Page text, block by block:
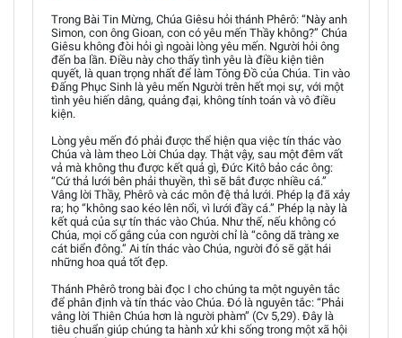
Trong Bài Tin Mừng, Chúa Giêsu hỏi thánh Phêrô: “Này anh
Simon, con ông Gioan, con có yêu mến Thầy không?” Chúa
Giêsu không đòi hỏi gì ngoài lòng yêu mến. Người hỏi ông
đến ba lần. Điều này cho thấy tình yêu là điều kiện tiên
quyết, là quan trọng nhất để làm Tông Đồ của Chúa. Tin vào
Đấng Phục Sinh là yêu mến Người trên hết mọi sự, với một
tình yêu hiến dâng, quảng đại, không tính toán và vô điều
kiện.
Lòng yêu mến đó phải được thể hiện qua việc tín thác vào
Chúa và làm theo Lời Chúa dạy. Thật vậy, sau một đêm vất
vả mà không thu được kết quả gì, Đức Kitô bảo các ông:
“Cứ thả lưới bên phải thuyền, thì sẽ bắt được nhiều cá.”
Vâng lời Thầy, Phêrô và các môn đệ thả lưới. Phép lạ đã xảy
ra; họ “không sao kéo lên nổi, vì lưới đầy cá.” Phép lạ này là
kết quả của sự tín thác vào Chúa. Như thế, nếu không có
Chúa, mọi cố gắng của con người chỉ là “công dã tràng xe
cát biển đông.” Ai tín thác vào Chúa, người đó sẽ gặt hái
những hoa quả tốt đẹp.
Thánh Phêrô trong bài đọc I cho chúng ta một nguyên tắc
để phân định và tín thác vào Chúa. Đó là nguyên tắc: “Phải
vâng lời Thiên Chúa hơn là người phàm” (Cv 5,29). Đây là
tiêu chuẩn giúp chúng ta hành xử khi sống trong một xã hội